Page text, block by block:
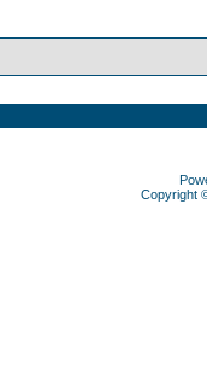
Copyright